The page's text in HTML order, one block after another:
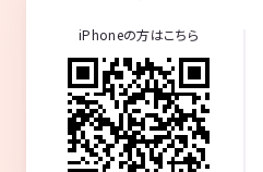
iPhoneの方はこちら